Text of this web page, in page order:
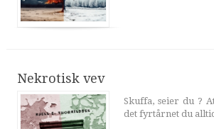
Nekrotisk vev
Skuffa, seier du ?
det fyrtårnet du